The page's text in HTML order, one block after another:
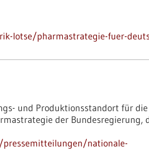
lotse/pharmastrategie-fuer-
und Produktionsstandort für die
der Bundesregierung,
nationale-